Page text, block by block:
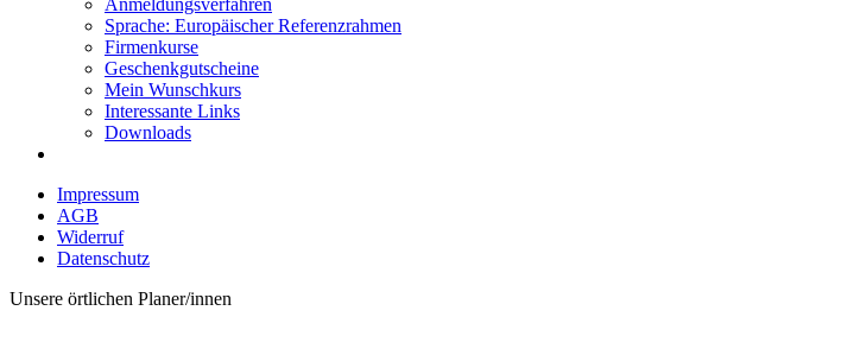
Anmeldungsverfahren
Sprache: Europäischer Referenzrahmen
Firmenkurse
Geschenkgutscheine
Mein Wunschkurs
Interessante Links
Downloads
Impressum
AGB
Widerruf
Datenschutz
Unsere örtlichen Planer/innen